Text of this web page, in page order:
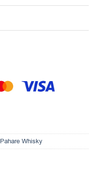
Pahare Whisky